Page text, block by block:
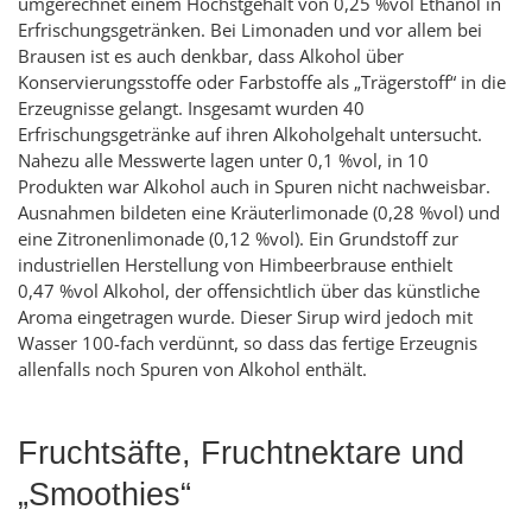
Erfrischungsgetränken. Bei Limonaden und vor allem bei
Brausen ist es auch denkbar, dass Alkohol über
Konservierungsstoffe oder Farbstoffe als „Trägerstoff“ in die
Erzeugnisse gelangt. Insgesamt wurden 40
Erfrischungsgetränke auf ihren Alkoholgehalt untersucht.
Nahezu alle Messwerte lagen unter 0,1 %vol, in 10
Produkten war Alkohol auch in Spuren nicht nachweisbar.
Ausnahmen bildeten eine Kräuterlimonade (0,28 %vol) und
eine Zitronenlimonade (0,12 %vol). Ein Grundstoff zur
industriellen Herstellung von Himbeerbrause enthielt
0,47 %vol Alkohol, der offensichtlich über das künstliche
Aroma eingetragen wurde. Dieser Sirup wird jedoch mit
Wasser 100-fach verdünnt, so dass das fertige Erzeugnis
allenfalls noch Spuren von Alkohol enthält.
Fruchtsäfte, Fruchtnektare und
„Smoothies“